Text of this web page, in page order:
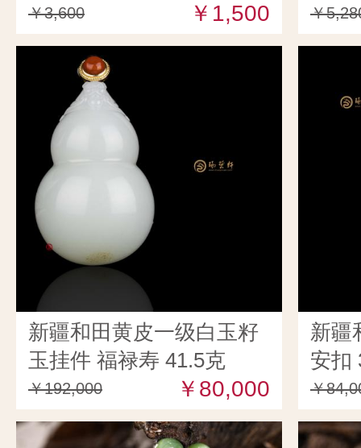
￥3,600 ￥1,500 ￥
新疆和田黄皮一级白玉籽
玉挂件 福禄寿 41.5克
￥192,000 ￥80,000
新疆
安扣
￥